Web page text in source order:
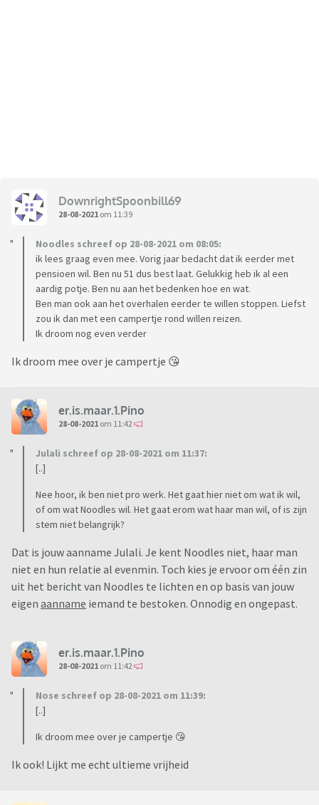
DownrightSpoonbill69
28-08-2021 om 11:39
Noodles schreef op 28-08-2021 om 08:05:
ik lees graag even mee. Vorig jaar bedacht dat ik eerder met
pensioen wil. Ben nu 51 dus best laat. Gelukkig heb ik al een
aardig potje. Ben nu aan het bedenken hoe en wat.
Ben man ook aan het overhalen eerder te willen stoppen. Liefst
zou ik dan met een campertje rond willen reizen.
Ik droom nog even verder
Ik droom mee over je campertje 😘
er.is.maar.1.Pino
28-08-2021 om 11:42
Julali schreef op 28-08-2021 om 11:37:
[..]
Nee hoor, ik ben niet pro werk. Het gaat hier niet om wat ik wil,
of om wat Noodles wil. Het gaat erom wat haar man wil, of is zijn
stem niet belangrijk?
Dat is jouw aanname Julali. Je kent Noodles niet, haar man
niet en hun relatie al evenmin. Toch kies je ervoor om één zin
uit het bericht van Noodles te lichten en op basis van jouw
eigen aanname iemand te bestoken. Onnodig en ongepast.
er.is.maar.1.Pino
28-08-2021 om 11:42
Nose schreef op 28-08-2021 om 11:39:
[..]
Ik droom mee over je campertje 😘
Ik ook! Lijkt me echt ultieme vrijheid